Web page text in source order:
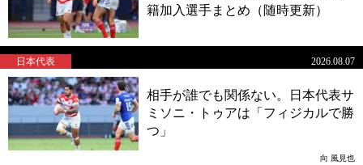
籍加入選手まとめ（随時更新）
相手が誰でも関係ない。日本代表サ
ミソニ・トゥアは「フィジカルで勝
つ」
日本代表 2026.08.07
向 風見也